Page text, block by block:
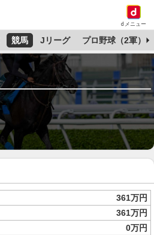
dメニュー
競馬 Jリーグ プロ野球（2軍）
361万円
361万円
0万円